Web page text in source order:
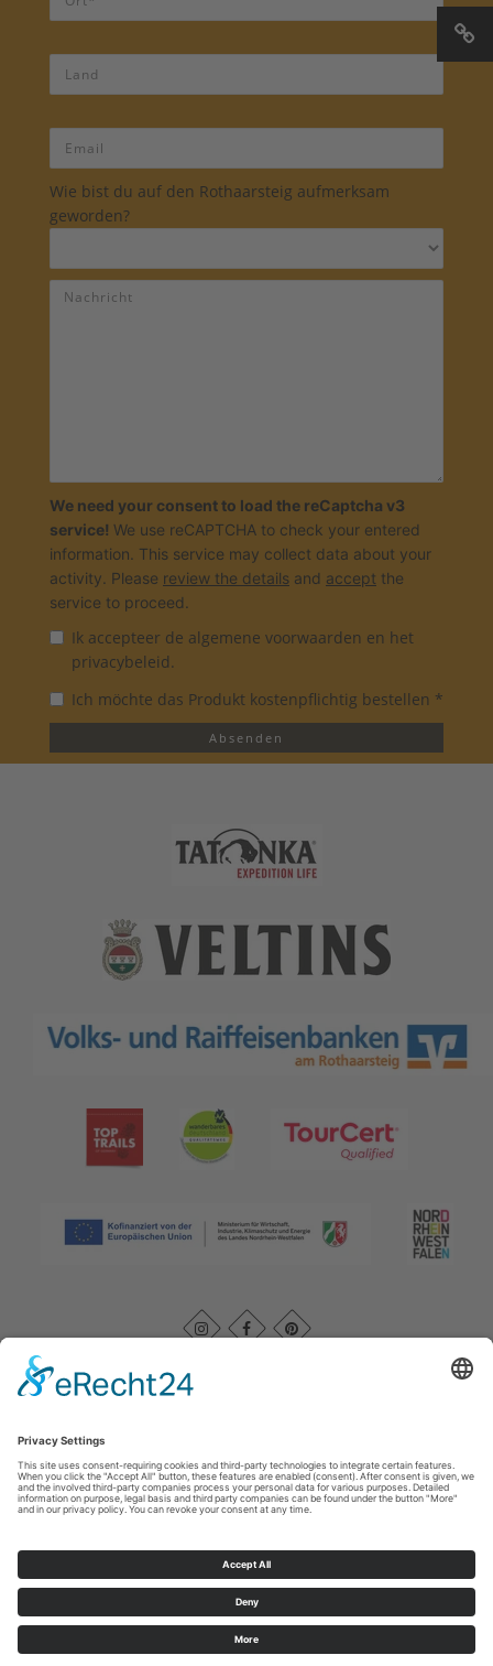
Wie bist du auf den Rothaarsteig aufmerksam
geworden?
We need your consent to load the reCaptcha v3
service! We use reCAPTCHA to check your entered
information. This service may collect data about your
activity. Please review the details and accept the
service to proceed.
Ik accepteer de algemene voorwaarden en het
privacybeleid.
Ich möchte das Produkt kostenpflichtig bestellen *
Absenden
Rothaarsteigverein e. V. Im Ohle 12 57392 Schmallenberg
Rothaarsteigverein e. V.
Cookie-Einstellungen